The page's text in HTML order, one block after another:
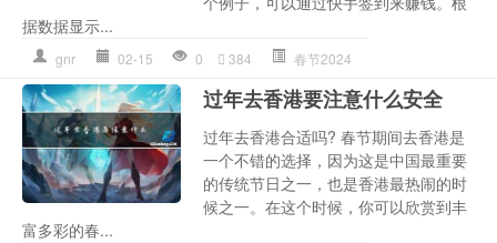
据数据显示...
gnr 02-15 0 384 春节2024
过年去香港要注意什么安全
过年去香港合适吗? 春节期间去香港是
一个不错的选择，因为这是中国最重要
的传统节日之一，也是香港最热闹的时
候之一。在这个时候，你可以欣赏到丰
富多彩的春...